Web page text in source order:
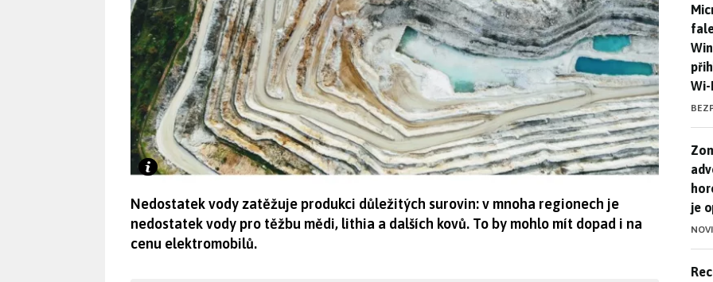
Nedostatek vody zatěžuje produkci důležitých surovin: v mnoha regionech je
nedostatek vody pro těžbu mědi, lithia a dalších kovů. To by mohlo mít dopad i na
cenu elektromobilů.
Wi-
je